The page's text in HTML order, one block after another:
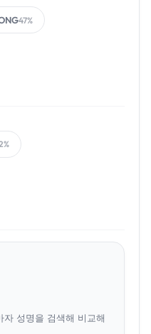
47%
자 성명을 검색해 비교해